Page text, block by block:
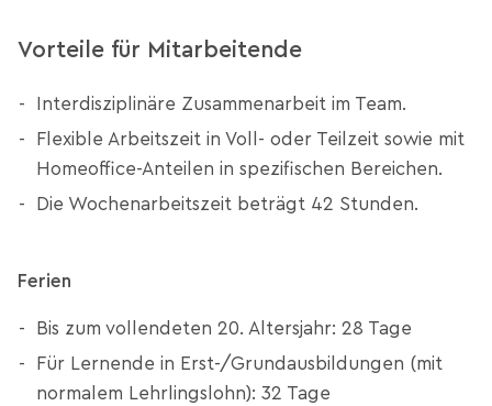
Vorteile für Mitarbeitende
Interdisziplinäre Zusammenarbeit im Team.
Flexible Arbeitszeit in Voll- oder Teilzeit sowie mit
Homeoffice-Anteilen in spezifischen Bereichen.
Die Wochenarbeitszeit beträgt 42 Stunden.
Ferien
Bis zum vollendeten 20. Altersjahr: 28 Tage
Für Lernende in Erst-/Grundausbildungen (mit
normalem Lehrlingslohn): 32 Tage